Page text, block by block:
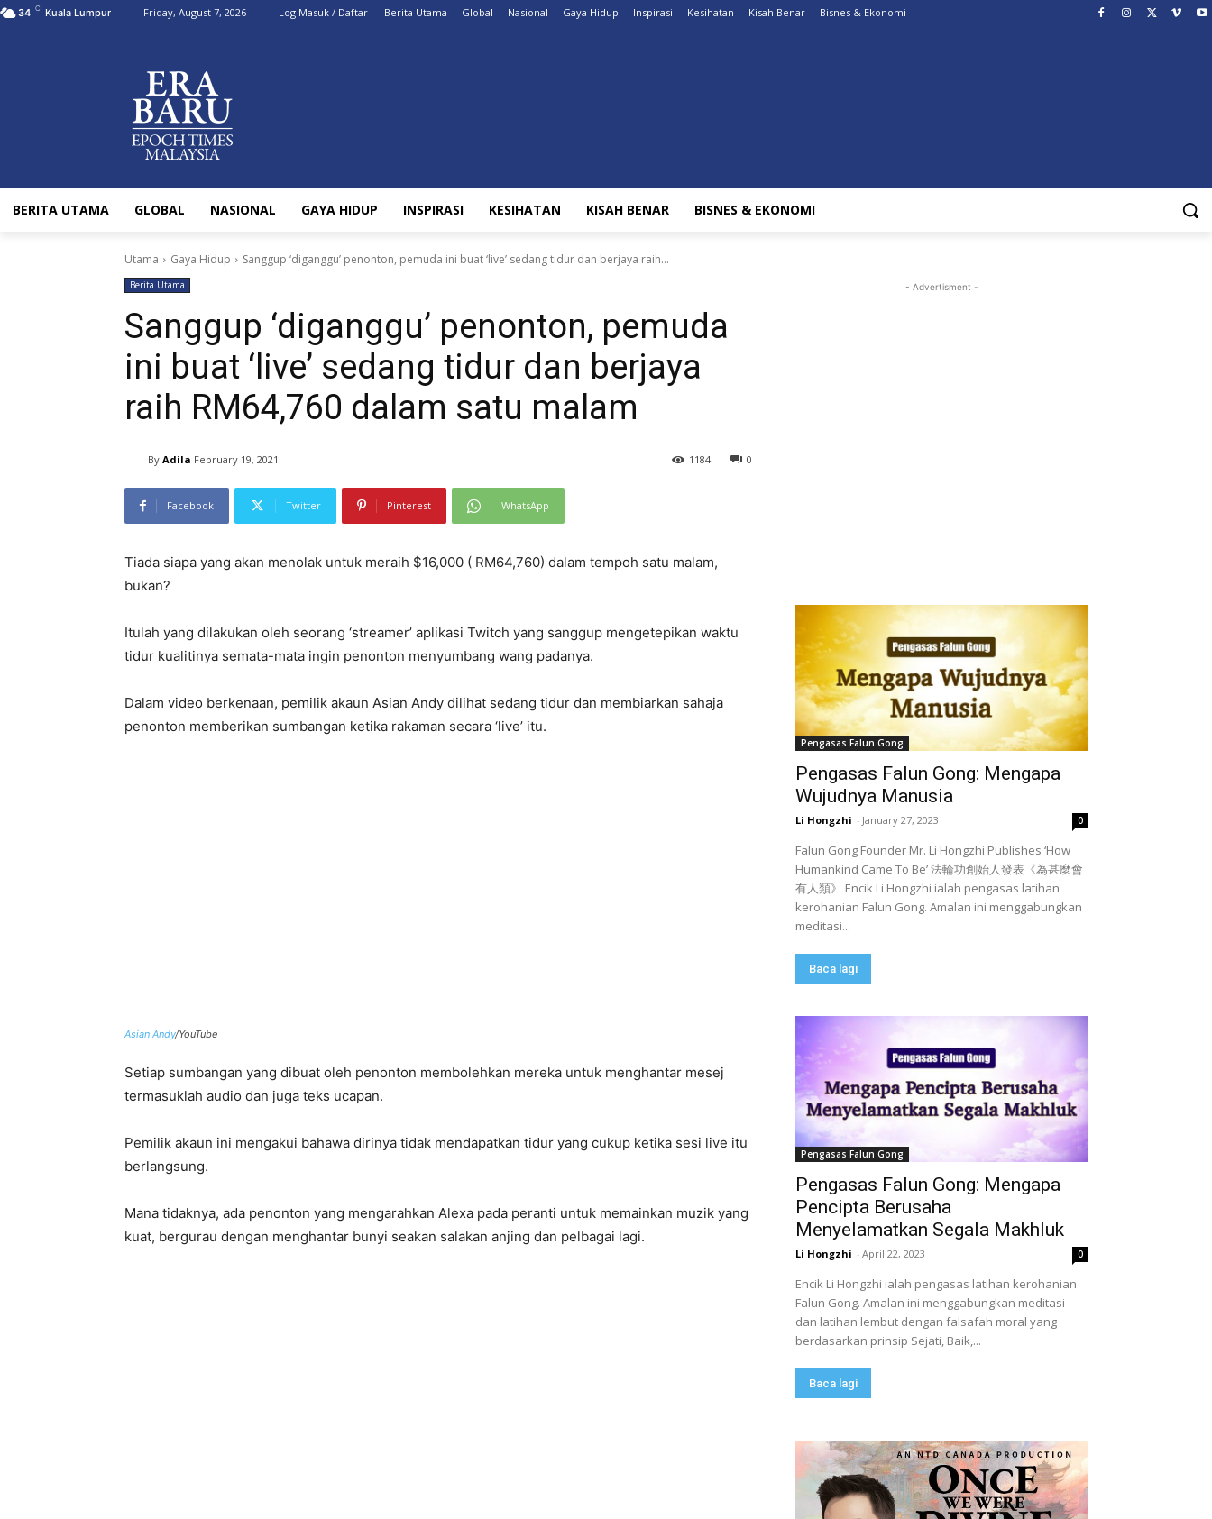
34 C Kuala Lumpur Friday, August 7, 2026 Log Masuk / Daftar Berita Utama Global Nasional Gaya Hidup Inspirasi Kesihatan Kisah Benar Bisnes & Ekonomi
BERITA UTAMA GLOBAL NASIONAL GAYA HIDUP INSPIRASI KESIHATAN KISAH BENAR BISNES & EKONOMI
Utama Gaya Hidup Sanggup ‘diganggu’ penonton, pemuda ini buat ‘live’ sedang tidur dan berjaya raih...
Berita Utama
Sanggup ‘diganggu’ penonton, pemuda
ini buat ‘live’ sedang tidur dan berjaya
raih RM64,760 dalam satu malam
By Adila February 19, 2021 0
1184
Facebook Twitter Pinterest WhatsApp
Tiada siapa yang akan menolak untuk meraih $16,000 ( RM64,760) dalam tempoh satu malam,
bukan?
Itulah yang dilakukan oleh seorang ‘streamer’ aplikasi Twitch yang sanggup mengetepikan waktu
tidur kualitinya semata-mata ingin penonton menyumbang wang padanya.
Dalam video berkenaan, pemilik akaun Asian Andy dilihat sedang tidur dan membiarkan sahaja
penonton memberikan sumbangan ketika rakaman secara ‘live’ itu.
Asian Andy/YouTube
Setiap sumbangan yang dibuat oleh penonton membolehkan mereka untuk menghantar mesej
termasuklah audio dan juga teks ucapan.
Pemilik akaun ini mengakui bahawa dirinya tidak mendapatkan tidur yang cukup ketika sesi live itu
berlangsung.
Mana tidaknya, ada penonton yang mengarahkan Alexa pada peranti untuk memainkan muzik yang
kuat, bergurau dengan menghantar bunyi seakan salakan anjing dan pelbagai lagi.
- Advertisment -
Pengasas Falun Gong
Pengasas Falun Gong: Mengapa
Wujudnya Manusia
Li Hongzhi - January 27, 2023 0
Falun Gong Founder Mr. Li Hongzhi Publishes ‘How
Humankind Came To Be’ 法輪功創始人發表《為甚麼會
有人類》 Encik Li Hongzhi ialah pengasas latihan
kerohanian Falun Gong. Amalan ini menggabungkan
meditasi...
Baca lagi
Pengasas Falun Gong
Pengasas Falun Gong: Mengapa
Pencipta Berusaha
Menyelamatkan Segala Makhluk
Li Hongzhi - April 22, 2023 0
Encik Li Hongzhi ialah pengasas latihan kerohanian
Falun Gong. Amalan ini menggabungkan meditasi
dan latihan lembut dengan falsafah moral yang
berdasarkan prinsip Sejati, Baik,...
Baca lagi